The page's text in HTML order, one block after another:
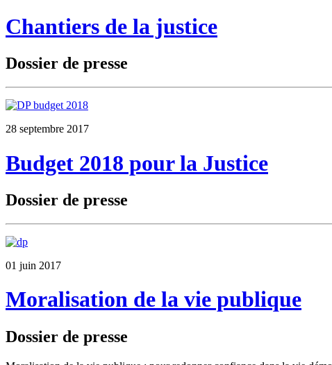
Chantiers de la justice
Dossier de presse
28 septembre 2017
Budget 2018 pour la Justice
Dossier de presse
01 juin 2017
Moralisation de la vie publique
Dossier de presse